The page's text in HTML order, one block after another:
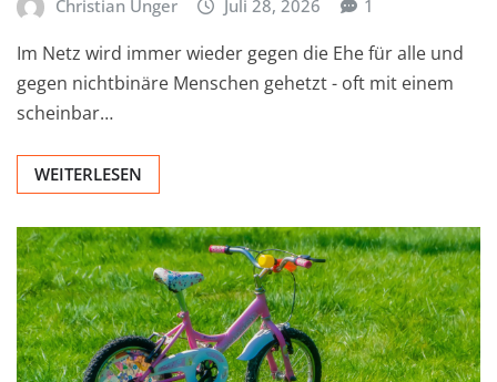
Christian Unger Juli 28, 2026 1
Im Netz wird immer wieder gegen die Ehe für alle und
gegen nichtbinäre Menschen gehetzt - oft mit einem
scheinbar…
WEITERLESEN